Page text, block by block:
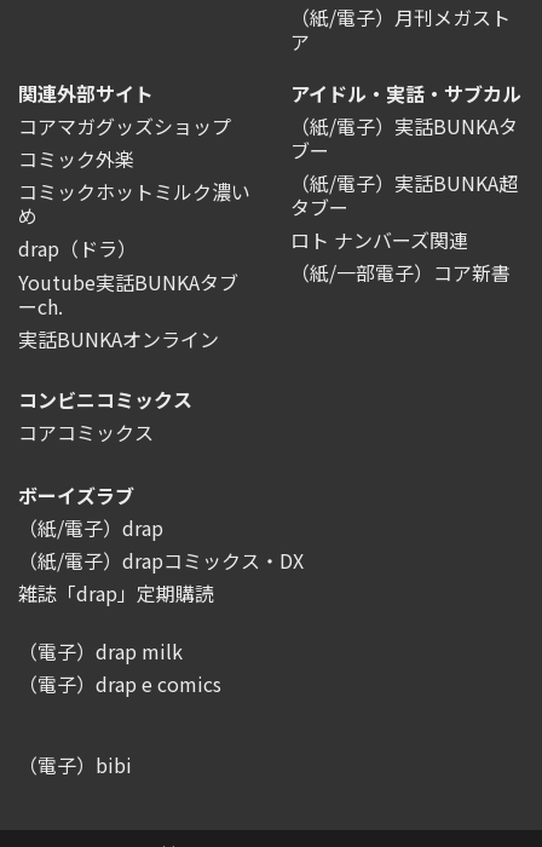
（紙/電子）月刊メガスト
ア
関連外部サイト
コアマガグッズショップ
コミック外楽
コミックホットミルク濃い
め
drap（ドラ）
Youtube実話BUNKAタブ
ーch.
実話BUNKAオンライン
アイドル・実話・サブカル
（紙/電子）実話BUNKAタ
ブー
（紙/電子）実話BUNKA超
タブー
ロト ナンバーズ関連
（紙/一部電子）コア新書
コンビニコミックス
コアコミックス
ボーイズラブ
（紙/電子）drap
（紙/電子）drapコミックス・DX
雑誌「drap」定期購読
（電子）drap milk
（電子）drap e comics
（電子）bibi